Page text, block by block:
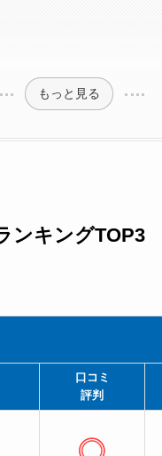
もっと見る
ンキングTOP3
口コミ
評判